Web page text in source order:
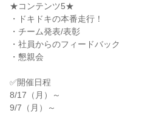
★コンテンツ5★
・ドキドキの本番走行！
・チーム発表/表彰
・社員からのフィードバック
・懇親会
✅開催日程
8/17（月）～
9/7（月）～